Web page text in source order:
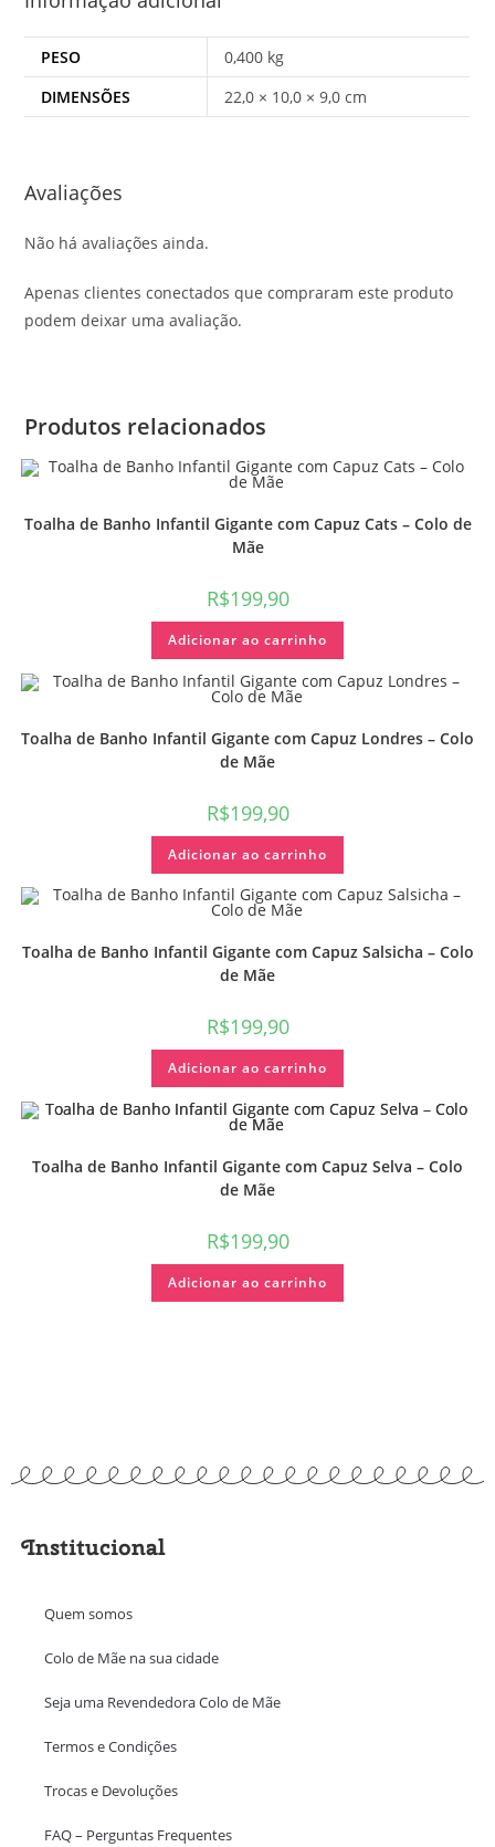
PESO
0,400 kg
DIMENSÕES
22,0 × 10,0 × 9,0 cm
Avaliações
Não há avaliações ainda.
Apenas clientes conectados que compraram este produto
podem deixar uma avaliação.
Produtos relacionados
Toalha de Banho Infantil Gigante com Capuz Cats – Colo de
Mãe
R$199,90
Adicionar ao carrinho
Toalha de Banho Infantil Gigante com Capuz Londres – Colo
de Mãe
R$199,90
Adicionar ao carrinho
Toalha de Banho Infantil Gigante com Capuz Salsicha – Colo
de Mãe
R$199,90
Adicionar ao carrinho
Toalha de Banho Infantil Gigante com Capuz Selva – Colo
de Mãe
R$199,90
Adicionar ao carrinho
Institucional
Quem somos
Colo de Mãe na sua cidade
Seja uma Revendedora Colo de Mãe
Termos e Condições
Trocas e Devoluções
FAQ – Perguntas Frequentes